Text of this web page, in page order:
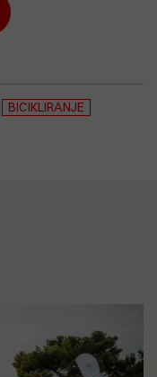
BICIKLIRANJE